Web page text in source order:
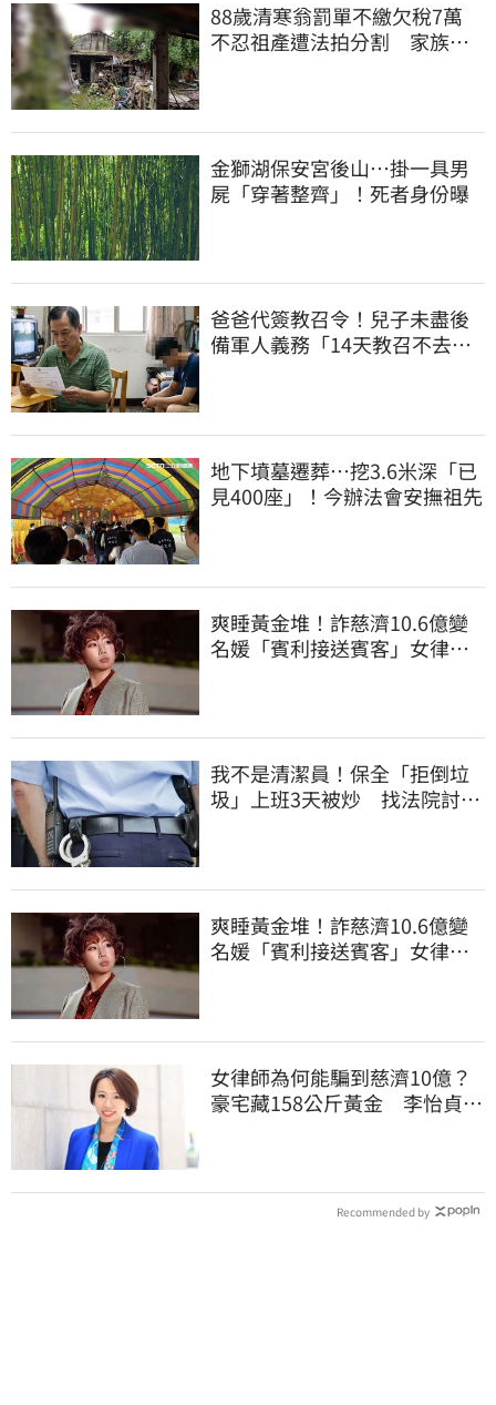
88歲清寒翁罰單不繳欠稅7萬
不忍祖產遭法拍分割 家族按
金獅湖保安宮後山…掛一具男
屍「穿著整齊」！死者身份曝
爸爸代簽教召令！兒子未盡後
備軍人義務「14天教召不去」
地下墳墓遷葬…挖3.6米深「已
見400座」！今辦法會安撫祖先
爽睡黃金堆！詐慈濟10.6億變
名媛「賓利接送賓客」女律師
我不是清潔員！保全「拒倒垃
圾」上班3天被炒 找法院討公
爽睡黃金堆！詐慈濟10.6億變
名媛「賓利接送賓客」女律師
女律師為何能騙到慈濟10億？
豪宅藏158公斤黃金 李怡貞驚
Recommended by